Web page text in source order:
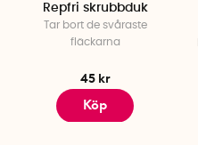
Repfri skrubbduk
Tar bort de svåraste
fläckarna
45 kr
Köp